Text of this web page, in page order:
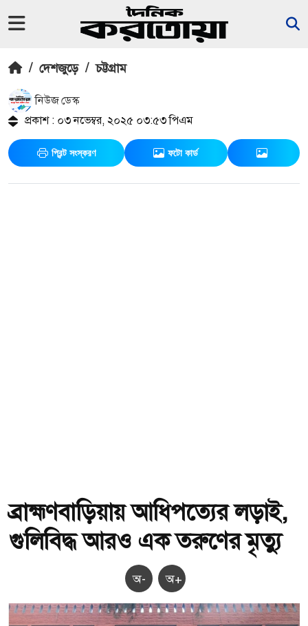
/ দেশজুড়ে / চট্টগ্রাম
নিউজ ডেস্ক
প্রকাশ : ০৩ নভেম্বর, ২০২৫ ০৩:৫৩ পিএম
প্রিন্ট সংস্করণ ফটো কার্ড
ব্রাহ্মণবাড়িয়ায় আধিপত্যের লড়াই,
গুলিবিদ্ধ আরও এক তরুণের মৃত্যু
অ- অ+